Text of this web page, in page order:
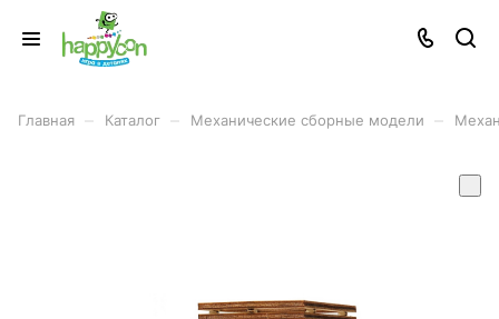
Главная Каталог Механические сборные модели